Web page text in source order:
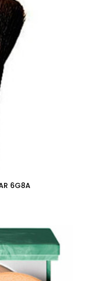
6G8A